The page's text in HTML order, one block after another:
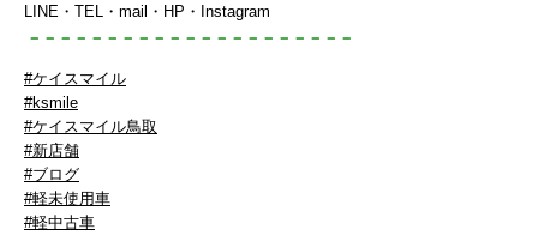
LINE・TEL・mail・HP・Instagram
－－－－－－－－－－－－－－－－－－ －－－
#ケイスマイル
#ksmile
#ケイスマイル鳥取
#新店舗
#ブログ
#軽未使用車
#軽中古車